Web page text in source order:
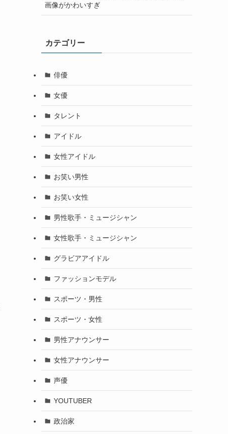
画像がかわいすぎ
カテゴリー
俳優
女優
タレント
アイドル
女性アイドル
お笑い男性
お笑い女性
男性歌手・ミュージシャン
女性歌手・ミュージシャン
グラビアアイドル
ファッションモデル
スポーツ・男性
スポーツ・女性
男性アナウンサー
女性アナウンサー
声優
YOUTUBER
政治家